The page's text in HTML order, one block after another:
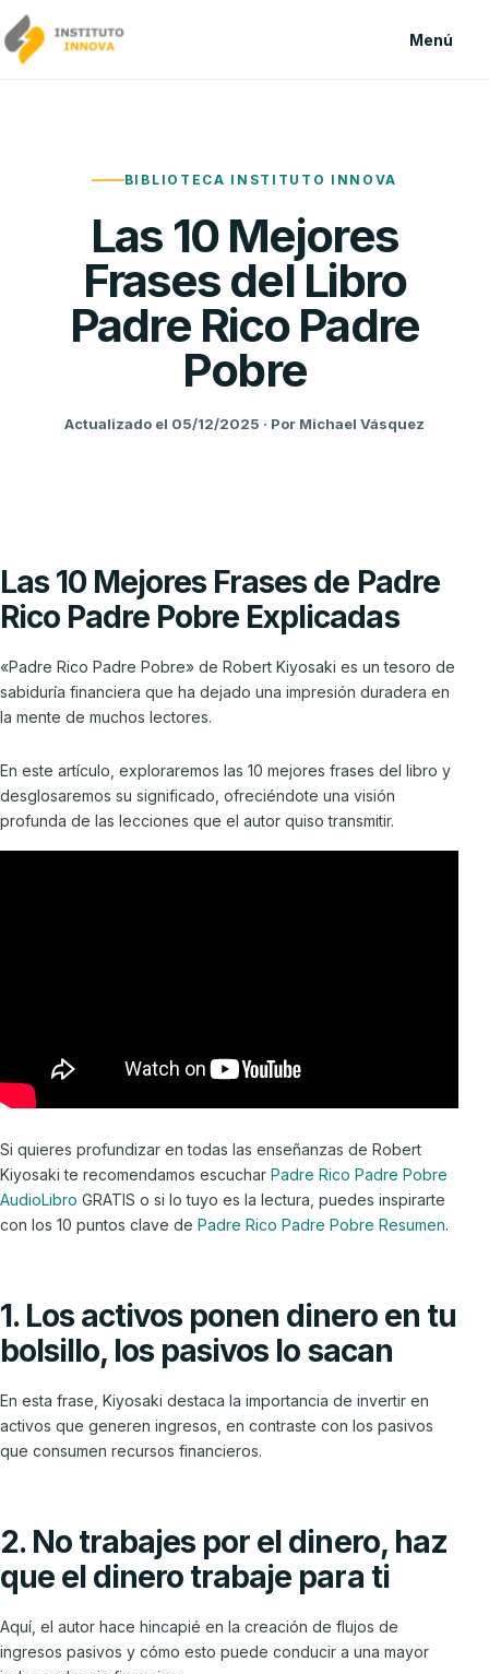
Saltar al contenido
Menú
BIBLIOTECA INSTITUTO INNOVA
Las 10 Mejores
Frases del Libro
Padre Rico Padre
Pobre
Actualizado el 05/12/2025 · Por Michael Vásquez
Las 10 Mejores Frases de Padre
Rico Padre Pobre Explicadas
«Padre Rico Padre Pobre» de Robert Kiyosaki es un tesoro de
sabiduría financiera que ha dejado una impresión duradera en
la mente de muchos lectores.
En este artículo, exploraremos las 10 mejores frases del libro y
desglosaremos su significado, ofreciéndote una visión
profunda de las lecciones que el autor quiso transmitir.
Si quieres profundizar en todas las enseñanzas de Robert
Kiyosaki te recomendamos escuchar Padre Rico Padre Pobre
AudioLibro GRATIS o si lo tuyo es la lectura, puedes inspirarte
con los 10 puntos clave de Padre Rico Padre Pobre Resumen.
1. Los activos ponen dinero en tu
bolsillo, los pasivos lo sacan
En esta frase, Kiyosaki destaca la importancia de invertir en
activos que generen ingresos, en contraste con los pasivos
que consumen recursos financieros.
2. No trabajes por el dinero, haz
que el dinero trabaje para ti
Aquí, el autor hace hincapié en la creación de flujos de
ingresos pasivos y cómo esto puede conducir a una mayor